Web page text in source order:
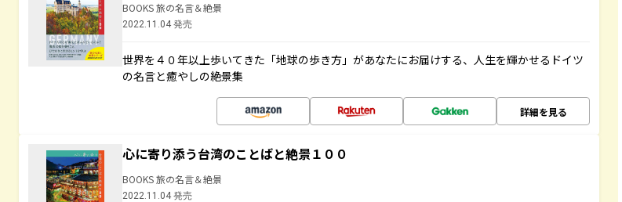
BOOKS 旅の名言＆絶景
2022.11.04 発売
世界を４０年以上歩いてきた「地球の歩き方」があなたにお届けする、人生を輝かせるドイツ
の名言と癒やしの絶景集
詳細を見る
心に寄り添う台湾のことばと絶景１００
BOOKS 旅の名言＆絶景
2022.11.04 発売